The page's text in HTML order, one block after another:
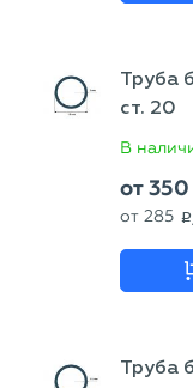
Труба
ст. 20
В
от
от 285 p
Труба